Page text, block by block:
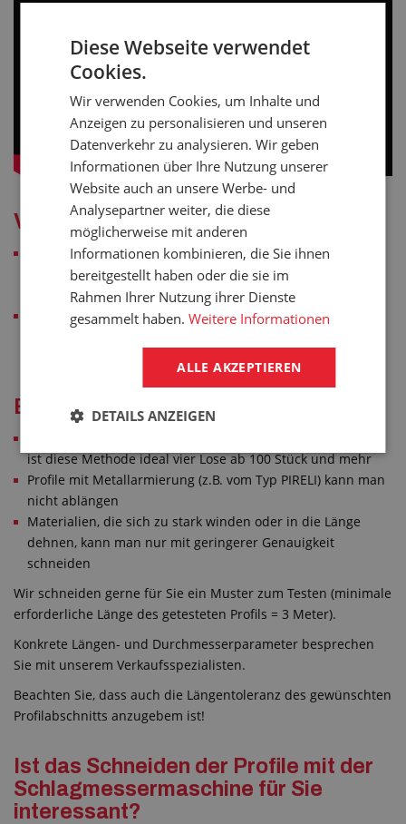
Vorteile
Während einer kurzen Zeit schafft es unsere automatische
Schlagmessermaschine für Profile eine sehr große
Stückzahl zu schneiden, sie ist also ideal für große Serien
Es handelt sich um eine präzise digitale Maschine mit
Einschränkungen
ist diese Methode ideal vier Lose ab 100 Stück und mehr
Profile mit Metallarmierung (z.B. vom Typ PIRELI) kann man
nicht ablängen
Materialien, die sich zu stark winden oder in die Länge
dehnen, kann man nur mit geringerer Genauigkeit
schneiden
Wir schneiden gerne für Sie ein Muster zum Testen (minimale
erforderliche Länge des getesteten Profils = 3 Meter).
Konkrete Längen- und Durchmesserparameter besprechen
Sie mit unserem Verkaufsspezialisten.
Beachten Sie, dass auch die Längentoleranz des gewünschten
Profilabschnitts anzugebem ist!
Ist das Schneiden der Profile mit der
Schlagmessermaschine für Sie
interessant?
Diese Webseite verwendet
Cookies.
Wir verwenden Cookies, um Inhalte und
Anzeigen zu personalisieren und unseren
Datenverkehr zu analysieren. Wir geben
Informationen über Ihre Nutzung unserer
Website auch an unsere Werbe- und
Analysepartner weiter, die diese
möglicherweise mit anderen
Informationen kombinieren, die Sie ihnen
bereitgestellt haben oder die sie im
Rahmen Ihrer Nutzung ihrer Dienste
gesammelt haben.Weitere Informationen
ALLE AKZEPTIEREN
DETAILS ANZEIGEN